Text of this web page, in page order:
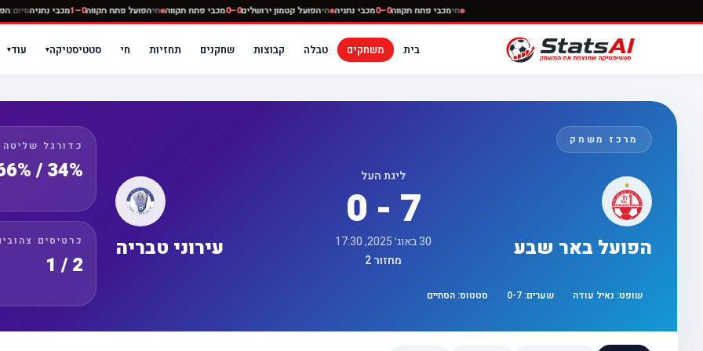
חימכבי פתח תקווה0–0 מכבי נתניה חיהפועל קטמון ירושלים0–0 מכבי פתח תקווה חיהפועל פתח תקווה0–1 מכבי
בית משחקים טבלה קבוצות שחקנים תחזיות חי סטטיסטיקה▾ עוד▾
מרכז משחק
הפועל באר שבע
ליגת העל
0 - 7
30 באוג׳ 2025, 17:30
מחזור 2
עירוני טבריה
שופט: נאיל עודה שערים: 0-7 סטטוס: הסתיים
כדורגל שליטה
34% / 66%
כרטיסים
2 / 1